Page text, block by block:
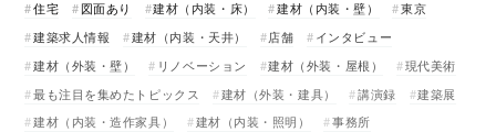
住宅 図面あり 建材（内装・床） 建材（内装・壁）
東京
建築求人情報
建材（内装・天井） 店舗
インタビュー
建材（外装・壁）
リノベーション 建材（外装・屋根）
現代美術
最も注目を集めたトピックス
建材（外装・建具） 講演録
建築展
建材（内装・造作家具）
建材（内装・照明）
事務所